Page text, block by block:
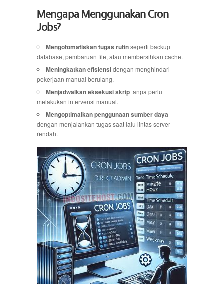
Mengapa Menggunakan Cron
Jobs?
Mengotomatiskan tugas rutinseperti backup
database, pembaruan file, atau membersihkan cache.
Meningkatkan efisiensidengan menghindari
pekerjaan manual berulang.
Menjadwalkan eksekusi skriptanpa perlu
melakukan intervensi manual.
Mengoptimalkan penggunaan sumber daya
dengan menjalankan tugas saat lalu lintas server
rendah.